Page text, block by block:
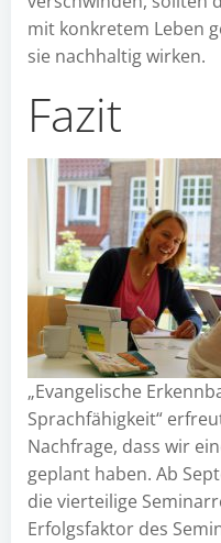
mit konkretem Leben
sie nachhaltig wirken.
Fazit
„Evangelische
Sprachfähigkeit“
Nachfrage, dass wir
geplant haben. Ab
die vierteilige
Erfolgsfaktor des